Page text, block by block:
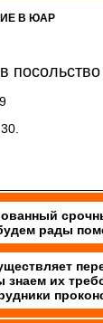
В ЮАР
рады
их